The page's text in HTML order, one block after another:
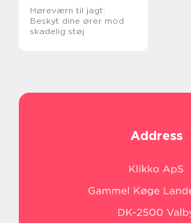
Høreværn til jagt:
Beskyt dine ører mod
skadelig støj
Address